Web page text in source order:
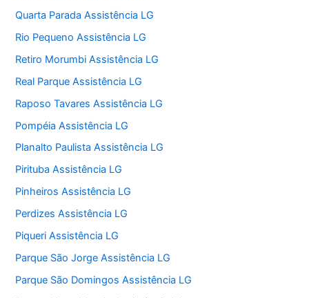
Quarta Parada Assistência LG
Rio Pequeno Assistência LG
Retiro Morumbi Assistência LG
Real Parque Assistência LG
Raposo Tavares Assistência LG
Pompéia Assistência LG
Planalto Paulista Assistência LG
Pirituba Assistência LG
Pinheiros Assistência LG
Perdizes Assistência LG
Piqueri Assistência LG
Parque São Jorge Assistência LG
Parque São Domingos Assistência LG